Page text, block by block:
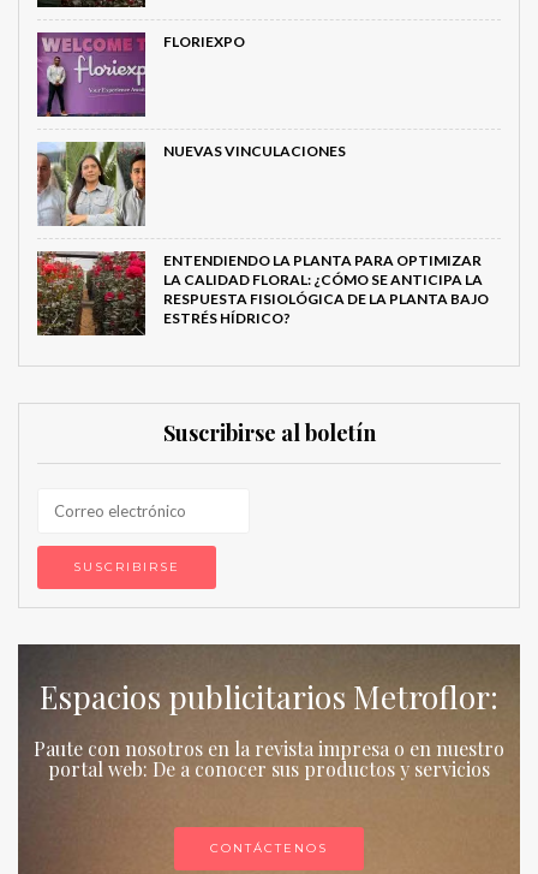
FLORIEXPO
NUEVAS VINCULACIONES
ENTENDIENDO LA PLANTA PARA OPTIMIZAR
LA CALIDAD FLORAL: ¿CÓMO SE ANTICIPA LA
RESPUESTA FISIOLÓGICA DE LA PLANTA BAJO
ESTRÉS HÍDRICO?
Suscribirse al boletín
Espacios publicitarios Metroflor:
Paute con nosotros en la revista impresa o en nuestro
portal web: De a conocer sus productos y servicios
CONTÁCTENOS